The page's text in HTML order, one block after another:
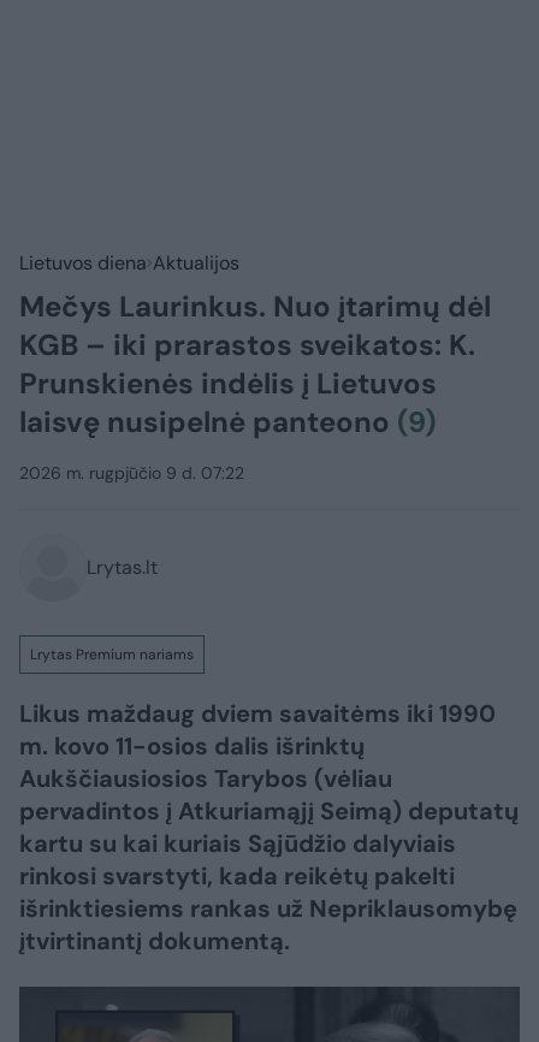
Lietuvos diena Aktualijos
Mečys Laurinkus. Nuo įtarimų dėl
KGB – iki prarastos sveikatos: K.
Prunskienės indėlis į Lietuvos
laisvę nusipelnė panteono (9)
2026 m. rugpjūčio 9 d. 07:22
Lrytas.lt
Lrytas Premium nariams
Likus maždaug dviem savaitėms iki 1990
m. kovo 11-osios dalis išrinktų
Aukščiausiosios Tarybos (vėliau
pervadintos į Atkuriamąjį Seimą) deputatų
kartu su kai kuriais Sąjūdžio dalyviais
rinkosi svarstyti, kada reikėtų pakelti
išrinktiesiems rankas už Nepriklausomybę
įtvirtinantį dokumentą.